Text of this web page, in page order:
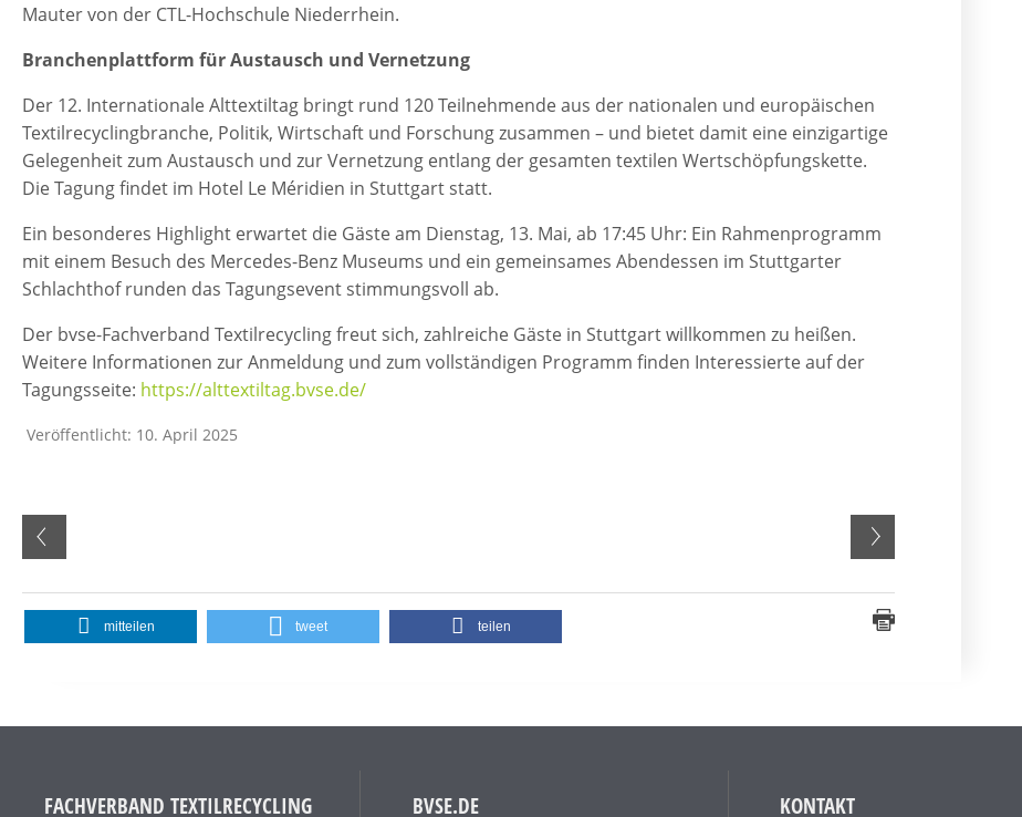
Mauter von der CTL-Hochschule Niederrhein.
Branchenplattform für Austausch und Vernetzung
Der 12. Internationale Alttextiltag bringt rund 120 Teilnehmende aus der nationalen und europäischen
Textilrecyclingbranche, Politik, Wirtschaft und Forschung zusammen – und bietet damit eine einzigartige
Gelegenheit zum Austausch und zur Vernetzung entlang der gesamten textilen Wertschöpfungskette.
Die Tagung findet im Hotel Le Méridien in Stuttgart statt.
Ein besonderes Highlight erwartet die Gäste am Dienstag, 13. Mai, ab 17:45 Uhr: Ein Rahmenprogramm
mit einem Besuch des Mercedes-Benz Museums und ein gemeinsames Abendessen im Stuttgarter
Schlachthof runden das Tagungsevent stimmungsvoll ab.
Der bvse-Fachverband Textilrecycling freut sich, zahlreiche Gäste in Stuttgart willkommen zu heißen.
Weitere Informationen zur Anmeldung und zum vollständigen Programm finden Interessierte auf der
Tagungsseite: https://alttextiltag.bvse.de/
Veröffentlicht: 10. April 2025
mitteilen tweet teilen
FACHVERBAND TEXTILRECYCLING BVSE.DE KONTAKT